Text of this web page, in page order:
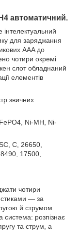
автоматичний.
для заряджання
AAA до
чотири окремі
слот обладнаний
елементів
звичних
Ni-MH, Ni-
C, 26650,
17500,
чотири
— за
й струмом.
розпізнає
та струм, а